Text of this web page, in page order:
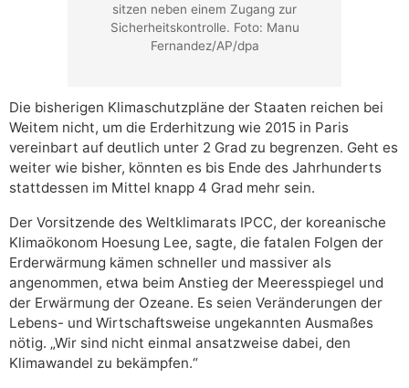
sitzen neben einem Zugang zur
Sicherheitskontrolle. Foto: Manu
Fernandez/AP/dpa
Die bisherigen Klimaschutzpläne der Staaten reichen bei
Weitem nicht, um die Erderhitzung wie 2015 in Paris
vereinbart auf deutlich unter 2 Grad zu begrenzen. Geht es
weiter wie bisher, könnten es bis Ende des Jahrhunderts
stattdessen im Mittel knapp 4 Grad mehr sein.
Der Vorsitzende des Weltklimarats IPCC, der koreanische
Klimaökonom Hoesung Lee, sagte, die fatalen Folgen der
Erderwärmung kämen schneller und massiver als
angenommen, etwa beim Anstieg der Meeresspiegel und
der Erwärmung der Ozeane. Es seien Veränderungen der
Lebens- und Wirtschaftsweise ungekannten Ausmaßes
nötig. „Wir sind nicht einmal ansatzweise dabei, den
Klimawandel zu bekämpfen.“